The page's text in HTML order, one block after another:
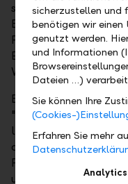
sich an
Bond Standard
Projekte im Bereich
Erhöhung der
Bereits im Frühjahr
"Impact Climate
lanciert. Der Fonds
diversifiziertes
Pariser Klimaziele in
um. Anleger haben
sicherzustellen und
benötigen wir einen
genutzt werden.
und Informationen
Dateien …)
Sie können Ihre
(Cookies-
Erfahren Sie mehr
Analytics